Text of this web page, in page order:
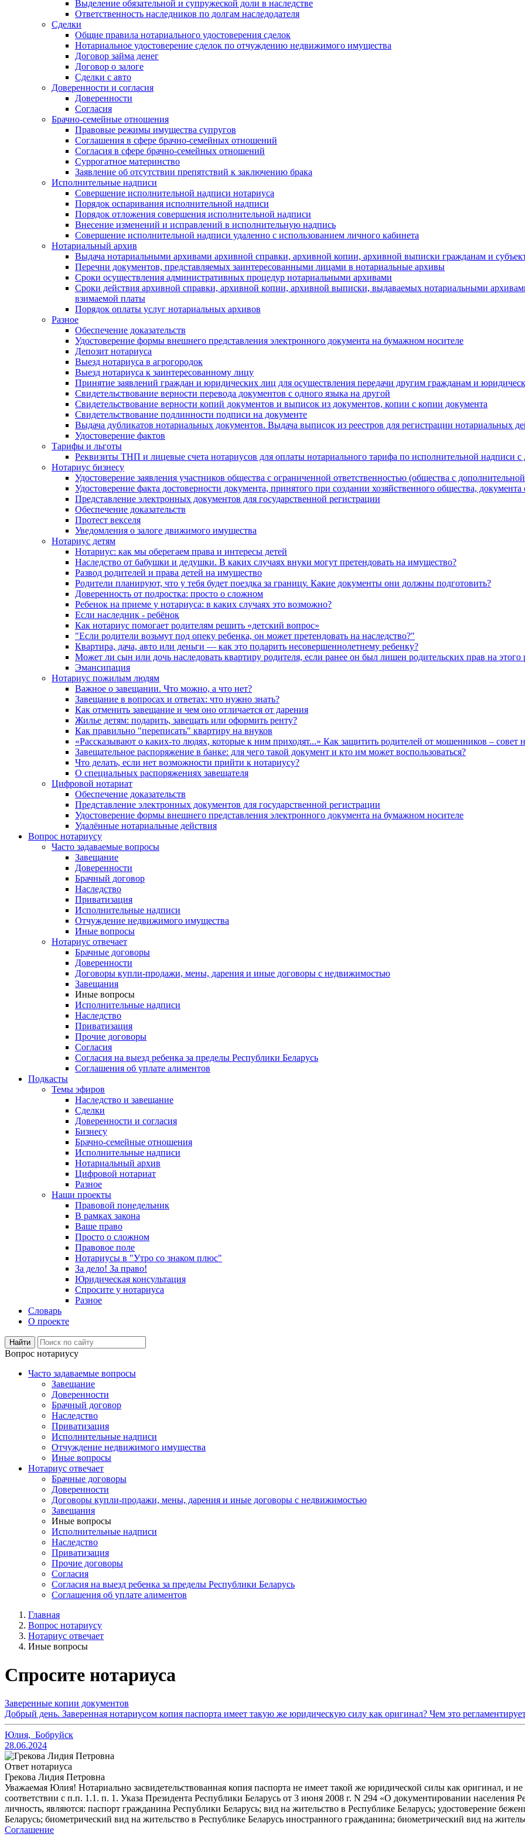
Выделение обязательной и супружеской доли в наследстве
Ответственность наследников по долгам наследодателя
Сделки
Общие правила нотариального удостоверения сделок
Нотариальное удостоверение сделок по отчуждению недвижимого имущества
Договор займа денег
Договор о залоге
Сделки с авто
Доверенности и согласия
Доверенности
Согласия
Брачно-семейные отношения
Правовые режимы имущества супругов
Соглашения в сфере брачно-семейных отношений
Согласия в сфере брачно-семейных отношений
Суррогатное материнство
Заявление об отсутствии препятствий к заключению брака
Исполнительные надписи
Совершение исполнительной надписи нотариуса
Порядок оспаривания исполнительной надписи
Порядок отложения совершения исполнительной надписи
Внесение изменений и исправлений в исполнительную надпись
Совершение исполнительной надписи удаленно с использованием личного кабинета
Нотариальный архив
Выдача нотариальными архивами архивной справки, архивной копии, архивной выписки гражданам и
Перечни документов, представляемых заинтересованными лицами в нотариальные архивы
Сроки осуществления административных процедур нотариальными архивами
Сроки действия архивной справки, архивной копии, архивной выписки, выдаваемых нотариальными
взимаемой платы
Порядок оплаты услуг нотариальных архивов
Разное
Обеспечение доказательств
Удостоверение формы внешнего представления электронного документа на бумажном носителе
Депозит нотариуса
Выезд нотариуса в агрогородок
Выезд нотариуса к заинтересованному лицу
Принятие заявлений граждан и юридических лиц для осуществления передачи другим гражданам и
Свидетельствование верности перевода документов с одного языка на другой
Свидетельствование верности копий документов и выписок из документов, копии с копии документа
Свидетельствование подлинности подписи на документе
Выдача дубликатов нотариальных документов. Выдача выписок из реестров для регистрации нотариальных
Удостоверение фактов
Тарифы и льготы
Реквизиты ТНП и лицевые счета нотариусов для оплаты нотариального тарифа по исполнительной надписи с
Нотариус бизнесу
Удостоверение заявления участников общества с ограниченной ответственностью (общества с
Удостоверение факта достоверности документа, принятого при создании хозяйственного общества,
Представление электронных документов для государственной регистрации
Обеспечение доказательств
Протест векселя
Уведомления о залоге движимого имущества
Нотариус детям
Нотариус: как мы оберегаем права и интересы детей
Наследство от бабушки и дедушки. В каких случаях внуки могут претендовать на имущество?
Развод родителей и права детей на имущество
Родители планируют, что у тебя будет поездка за границу. Какие документы они должны подготовить?
Доверенность от подростка: просто о сложном
Ребенок на приеме у нотариуса: в каких случаях это возможно?
Если наследник - ребёнок
Как нотариус помогает родителям решить «детский вопрос»
"Если родители возьмут под опеку ребенка, он может претендовать на наследство?"
Квартира, дача, авто или деньги — как это подарить несовершеннолетнему ребенку?
Может ли сын или дочь наследовать квартиру родителя, если ранее он был лишен родительских прав на этого
Эмансипация
Нотариус пожилым людям
Важное о завещании. Что можно, а что нет?
Завещание в вопросах и ответах: что нужно знать?
Как отменить завещание и чем оно отличается от дарения
Жилье детям: подарить, завещать или оформить ренту?
Как правильно "переписать" квартиру на внуков
«Рассказывают о каких-то людях, которые к ним приходят...» Как защитить родителей от мошенников – совет
Завещательное распоряжение в банке: для чего такой документ и кто им может воспользоваться?
Что делать, если нет возможности прийти к нотариусу?
О специальных распоряжениях завещателя
Цифровой нотариат
Обеспечение доказательств
Представление электронных документов для государственной регистрации
Удостоверение формы внешнего представления электронного документа на бумажном носителе
Удалённые нотариальные действия
Вопрос нотариусу
Часто задаваемые вопросы
Завещание
Доверенности
Брачный договор
Наследство
Приватизация
Исполнительные надписи
Отчуждение недвижимого имущества
Иные вопросы
Нотариус отвечает
Брачные договоры
Доверенности
Договоры купли-продажи, мены, дарения и иные договоры с недвижимостью
Завещания
Иные вопросы
Исполнительные надписи
Наследство
Приватизация
Прочие договоры
Согласия
Согласия на выезд ребенка за пределы Республики Беларусь
Соглашения об уплате алиментов
Подкасты
Темы эфиров
Наследство и завещание
Сделки
Доверенности и согласия
Бизнесу
Брачно-семейные отношения
Исполнительные надписи
Нотариальный архив
Цифровой нотариат
Разное
Наши проекты
Правовой понедельник
В рамках закона
Ваше право
Просто о сложном
Правовое поле
Нотариусы в "Утро со знаком плюс"
За дело! За право!
Юридическая консультация
Спросите у нотариуса
Разное
Словарь
О проекте
Вопрос нотариусу
Часто задаваемые вопросы
Завещание
Доверенности
Брачный договор
Наследство
Приватизация
Исполнительные надписи
Отчуждение недвижимого имущества
Иные вопросы
Нотариус отвечает
Брачные договоры
Доверенности
Договоры купли-продажи, мены, дарения и иные договоры с недвижимостью
Завещания
Иные вопросы
Исполнительные надписи
Наследство
Приватизация
Прочие договоры
Согласия
Согласия на выезд ребенка за пределы Республики Беларусь
Соглашения об уплате алиментов
Главная
Вопрос нотариусу
Нотариус отвечает
Иные вопросы
Спросите нотариуса
Заверенные копии документов
Добрый день. Заверенная нотариусом копия паспорта имеет такую же юридическую силу как оригинал? Чем это
Юлия, Бобруйск
28.06.2024
Ответ нотариуса
Грекова Лидия Петровна
Уважаемая Юлия! Нотариально засвидетельствованная копия паспорта не имеет такой же юридической силы как оригинал, и
соответствии с п.п. 1.1. п. 1. Указа Президента Республики Беларусь от 3 июня 2008 г. N 294 «О документировании населения
личность, являются: паспорт гражданина Республики Беларусь; вид на жительство в Республике Беларусь; удостоверение
Беларусь; биометрический вид на жительство в Республике Беларусь иностранного гражданина; биометрический вид на
Соглашение